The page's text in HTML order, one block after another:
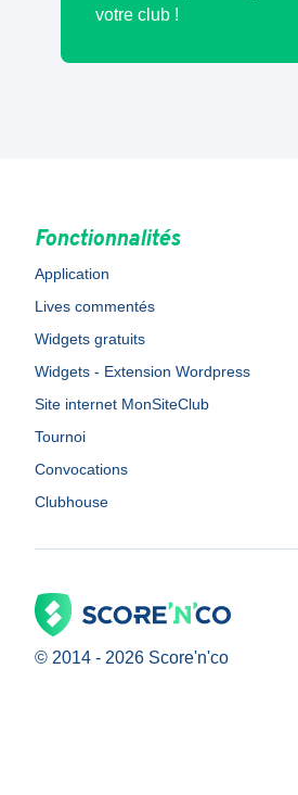
votre club !
Fonctionnalités
Application
Lives commentés
Widgets gratuits
Widgets - Extension Wordpress
Site internet MonSiteClub
Tournoi
Convocations
Clubhouse
© 2014 - 2026 Score'n'co